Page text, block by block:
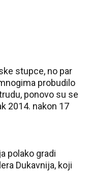
stupce, no par
probudilo
ponovo su se
2014. nakon 17
polako gradi
Dukavnija, koji